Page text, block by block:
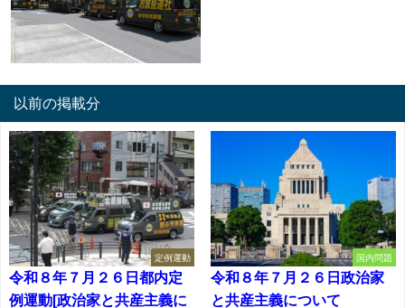
以前の掲載分
定例運動
令和８年７月２６日都内定
例運動[政治家と共産主義に
国内問題
令和８年７月２６日政治家
と共産主義について